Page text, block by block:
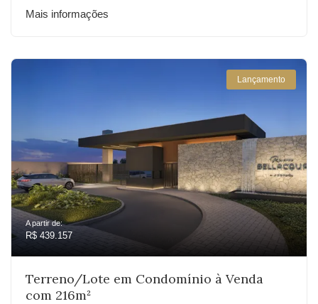
Mais informações
Lançamento
A partir de:
R$ 439.157
Terreno/Lote em Condomínio à Venda
com 216m²